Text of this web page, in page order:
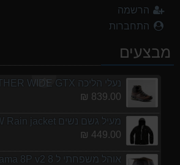
הרשמה
התחברות
מבצעים
מנשא לתינוק לטיולים OSPERY POCO LT
499.00 ₪
839.00 ₪
449.00 ₪
אוהל משפחתי ל 8 GURO Panorama 8P v2